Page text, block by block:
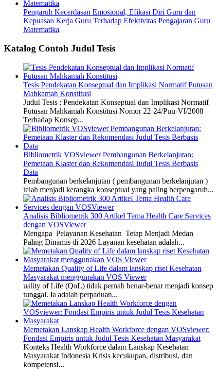
Pengaruh Kecerdasan Emosional, Efikasi Diri Guru dan
Kepuasan Kerja Guru Terhadap Efektivitas Pengajaran Guru
Matematika
Katalog Contoh Judul Tesis
Tesis Pendekatan Konseptual dan Implikasi Normatif Putusan
Mahkamah Konstitusi
Judul Tesis : Pendekatan Konseptual dan Implikasi Normatif
Putusan Mahkamah Konstitusi Nomor 22-24/Puu-VI/2008
Terhadap Konsep...
Bibliometrik VOSviewer Pembangunan Berkelanjutan:
Pemetaan Klaster dan Rekomendasi Judul Tesis Berbasis
Data
Pembangunan berkelanjutan ( pembangunan berkelanjutan )
telah menjadi kerangka konseptual yang paling berpengaruh...
Analisis Bibliometrik 300 Artikel Tema Health Care Services
dengan VOSViewer
Mengapa Pelayanan Kesehatan Tetap Menjadi Medan
Paling Dinamis di 2026 Layanan kesehatan adalah...
Memetakan Quality of Life dalam lanskap riset Kesehatan
Masyarakat menggunakan VOS Viewer
uality of Life (QoL) tidak pernah benar-benar menjadi konsep
tunggal. Ia adalah perpaduan...
Memetakan Lanskap Health Workforce dengan VOSviewer:
Fondasi Empiris untuk Judul Tesis Kesehatan Masyarakat
Konteks Health Workforce dalam Lanskap Kesehatan
Masyarakat Indonesia Krisis kecukupan, distribusi, dan
kompetensi...